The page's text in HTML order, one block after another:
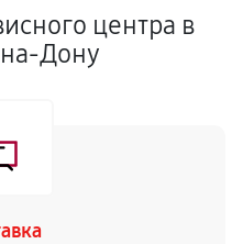
центра в
Дону